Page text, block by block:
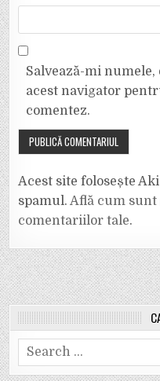
Salvează-mi
acest navigator
comentez.
Acest site folosește
spamul.Află cum sunt
comentariilor tale.
Search
for: